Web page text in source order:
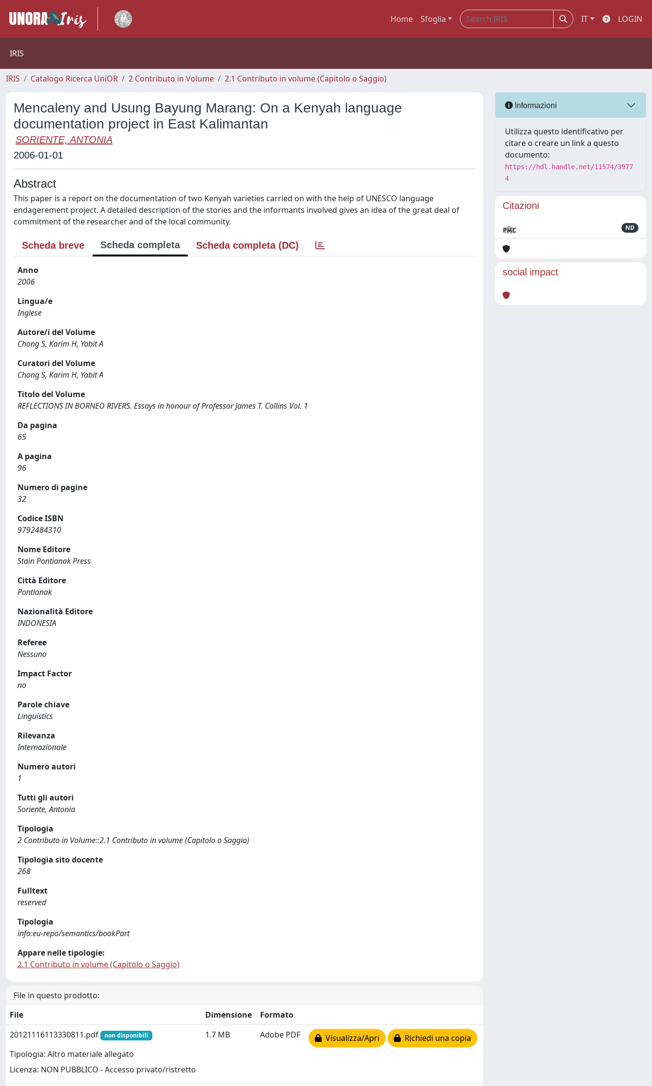
Home Sfoglia IT LOGIN
IRIS
IRIS Catalogo Ricerca UniOR 2 Contributo in Volume 2.1 Contributo in volume (Capitolo o Saggio)
Mencaleny and Usung Bayung Marang: On a Kenyah language
documentation project in East Kalimantan
SORIENTE, ANTONIA
2006-01-01
Abstract
This paper is a report on the documentation of two Kenyah varieties carried on with the help of UNESCO language
endagerement project. A detailed description of the stories and the informants involved gives an idea of the great deal of
commitment of the researcher and of the local community.
Scheda breve Scheda completa Scheda completa (DC)
Anno
2006
Lingua/e
Inglese
Autore/i del Volume
Chong S, Karim H, Yabit A
Curatori del Volume
Chong S, Karim H, Yabit A
Titolo del Volume
REFLECTIONS IN BORNEO RIVERS. Essays in honour of Professor James T. Collins Vol. 1
Da pagina
65
A pagina
96
Numero di pagine
32
Codice ISBN
9792484310
Nome Editore
Stain Pontianak Press
Città Editore
Pontianak
Nazionalità Editore
INDONESIA
Referee
Nessuno
Impact Factor
no
Parole chiave
Linguistics
Rilevanza
Internazionale
Numero autori
1
Tutti gli autori
Soriente, Antonia
Tipologia
2 Contributo in Volume::2.1 Contributo in volume (Capitolo o Saggio)
Tipologia sito docente
268
Fulltext
reserved
Tipologia
info:eu-repo/semantics/bookPart
Appare nelle tipologie:
2.1 Contributo in volume (Capitolo o Saggio)
File in questo prodotto:
File
Dimensione
Formato
20121116113330811.pdf
non disponibili
Tipologia: Altro materiale allegato
Licenza: NON PUBBLICO - Accesso privato/ristretto
1.7 MB Adobe PDF Visualizza/Apri Richiedi una copia
Informazioni
Utilizza questo identificativo per
citare o creare un link a questo
documento:
https://hdl.handle.net/11574/3977
4
Citazioni
ND
social impact